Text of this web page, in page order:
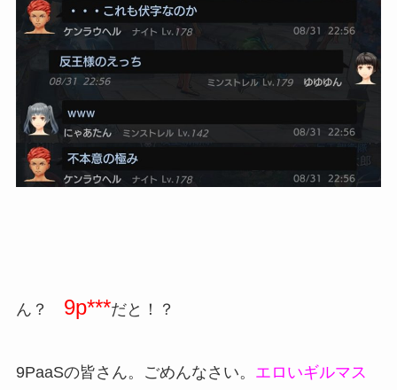
ん？ 9p***だと！？
9PaaSの皆さん。ごめんなさい。 エロいギルマス